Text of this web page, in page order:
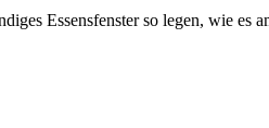
Essensfenster so legen, wie es